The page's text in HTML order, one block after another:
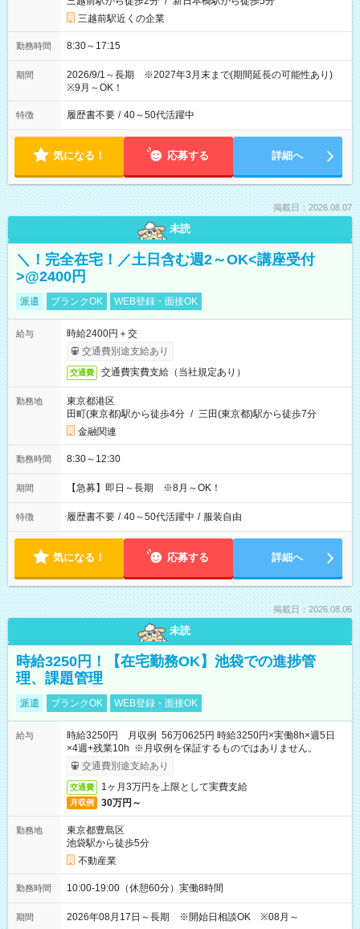
三越前駅近くの企業
勤務時間 8:30～17:15
期間
2026/9/1～長期 ※2027年3月末まで(期間延長の可能性あり)
※9月～OK！
特徴 履歴書不要 / 40～50代活躍中
気になる！ 応募する 詳細へ
掲載日：2026.08.07
未読
＼！完全在宅！／土日含む週2～OK<講座受付
>@2400円
派遣 ブランクOK WEB登録・面接OK
給与
時給2400円＋交
交通費別途支給あり
交通費 交通費実費支給（当社規定あり）
勤務地
東京都港区
田町(東京都)駅から徒歩4分 / 三田(東京都)駅から徒歩7分
金融関連
勤務時間 8:30～12:30
期間 【急募】即日～長期 ※8月～OK！
特徴 履歴書不要 / 40～50代活躍中 / 服装自由
気になる！ 応募する 詳細へ
掲載日：2026.08.06
未読
時給3250円！【在宅勤務OK】池袋での進捗管
理、課題管理
派遣 ブランクOK WEB登録・面接OK
給与
時給3250円 月収例 56万0625円 時給3250円×実働8h×週5日
×4週+残業10h ※月収例を保証するものではありません。
交通費別途支給あり
交通費 1ヶ月3万円を上限として実費支給
月収例 30万円～
勤務地
東京都豊島区
池袋駅から徒歩5分
不動産業
勤務時間 10:00-19:00（休憩60分）実働8時間
期間 2026年08月17日～長期 ※開始日相談OK ※08月～